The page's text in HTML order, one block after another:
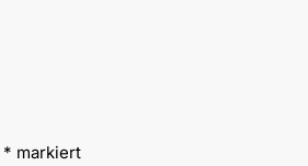
* markiert